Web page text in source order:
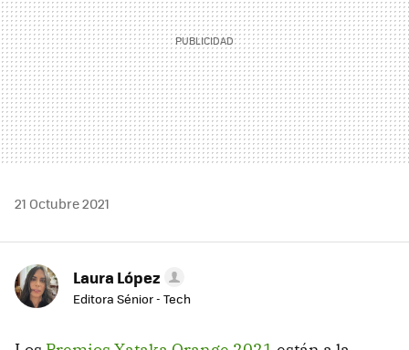
21 Octubre 2021
Laura López
Editora Sénior - Tech